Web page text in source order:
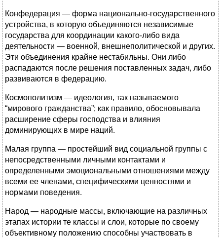
Конфедерация — форма национально-государственного
устройства, в которую объединяются независимые
государства для координации какого-либо вида
деятельности — военной, внешнеполитической и других.
Эти объединения крайне нестабильны. Они либо
распадаются после решения поставленных задач, либо
развиваются в федерацию.
Космополитизм — идеология, так называемого
“мирового гражданства”; как правило, обосновывала
расширение сферы господства и влияния
доминирующих в мире наций.
Малая группа — простейший вид социальной группы с
непосредственными личными контактами и
определенными эмоциональными отношениями между
всеми ее членами, специфическими ценностями и
нормами поведения.
Народ — народные массы, включающие на различных
этапах истории те классы и слои, которые по своему
объективному положению способны участвовать в